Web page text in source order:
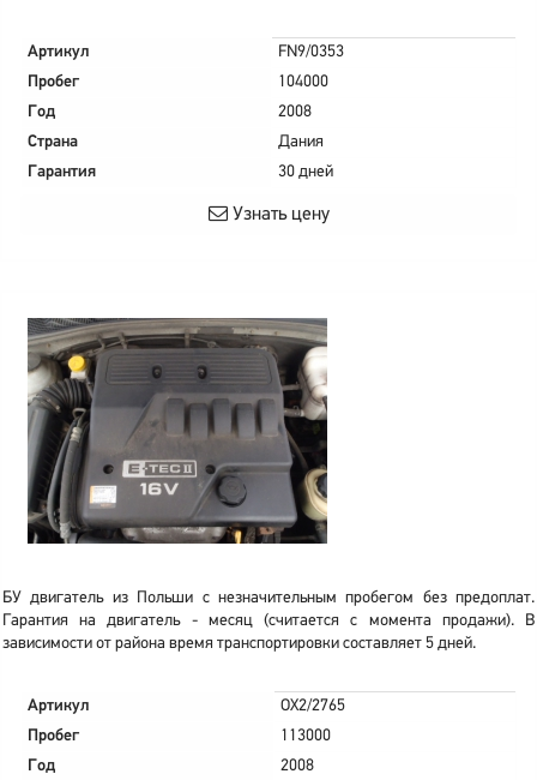
Артикул
FN9/0353
Пробег
104000
Год
2008
Страна
Дания
Гарантия
30 дней
Узнать цену
БУ двигатель из Польши с незначительным пробегом без предоплат.
Гарантия на двигатель - месяц (считается с момента продажи). В
зависимости от района время транспортировки составляет 5 дней.
Артикул
OX2/2765
Пробег
113000
Год
2008